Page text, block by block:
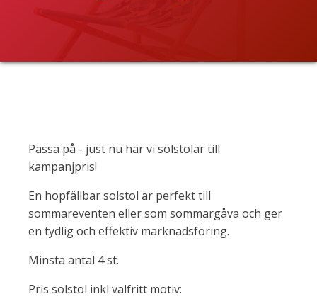
Passa på - just nu har vi solstolar till
kampanjpris!
En hopfällbar solstol är perfekt till
sommareventen eller som sommargåva och ger
en tydlig och effektiv marknadsföring.
Minsta antal 4 st.
Pris solstol inkl valfritt motiv: